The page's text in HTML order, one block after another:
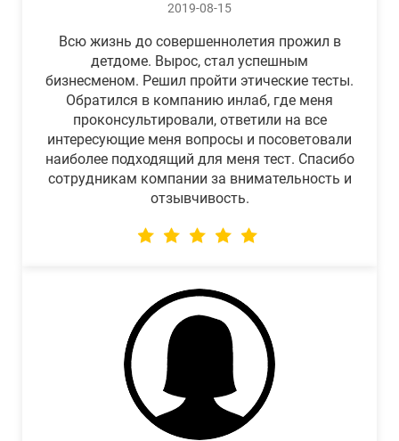
2019-08-15
Всю жизнь до совершеннолетия прожил в
детдоме. Вырос, стал успешным
бизнесменом. Решил пройти этические тесты.
Обратился в компанию инлаб, где меня
проконсультировали, ответили на все
интересующие меня вопросы и посоветовали
наиболее подходящий для меня тест. Спасибо
сотрудникам компании за внимательность и
отзывчивость.